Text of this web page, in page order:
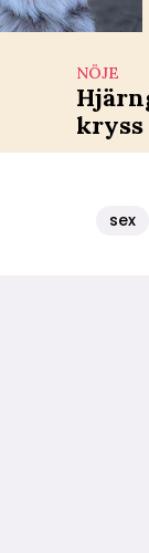
NÖJE
kryss
sex